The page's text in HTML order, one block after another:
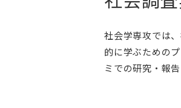
社会学専攻では
的に学ぶための
ミでの研究・報